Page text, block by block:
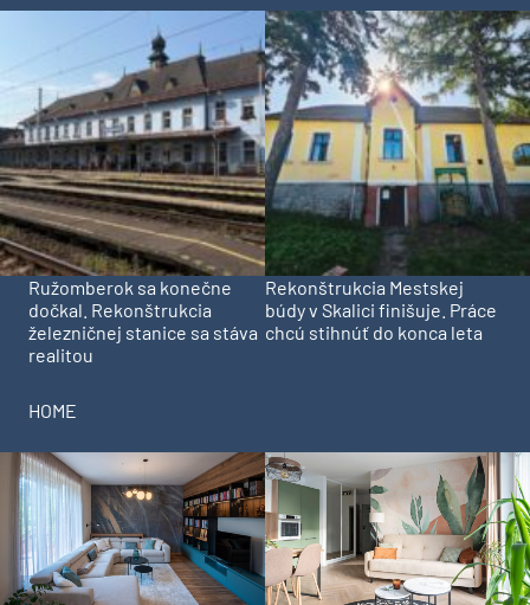
Ružomberok sa konečne
dočkal. Rekonštrukcia
železničnej stanice sa stáva
realitou
Rekonštrukcia Mestskej
búdy v Skalici finišuje. Práce
chcú stihnúť do konca leta
HOME